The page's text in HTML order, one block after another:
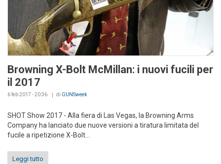
Browning X-Bolt McMillan: i nuovi fucili per
il 2017
6 feb 2017 - 20:36 di GUNSweek
SHOT Show 2017 - Alla fiera di Las Vegas, la Browning Arms
Company ha lanciato due nuove versioni a tiratura limitata del
fucile a ripetizione X-Bolt...
Leggi tutto